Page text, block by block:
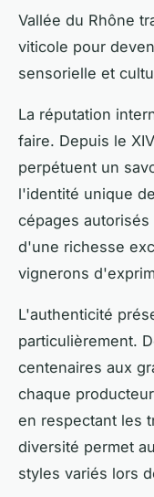
Vallée du Rhône
viticole pour
sensorielle et
La réputation
faire. Depuis le
perpétuent un
l'identité unique
cépages
d'une richesse
vignerons
L'authenticité
particulièrement.
centenaires aux
chaque
en respectant les
diversité permet
styles variés lors